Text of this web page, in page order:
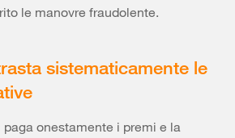
le manovre fraudolente.
sistematicamente le
paga onestamente i premi e la